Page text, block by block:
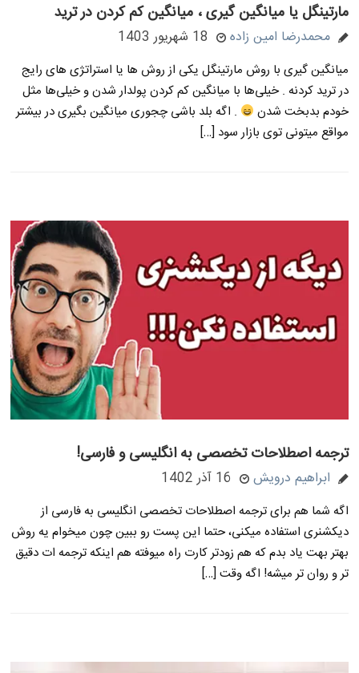
مارتینگل یا میانگین گیری ، میانگین کم کردن در ترید
محمدرضا امین زاده 18 شهریور 1403
میانگین گیری با روش مارتینگل یکی از روش ها یا استراتژی های رایج
در ترید کردنه . خیلی‌ها با میانگین کم کردن پولدار شدن و خیلی‌ها مثل
خودم بدبخت شدن
. اگه بلد باشی چجوری میانگین بگیری در بیشتر
مواقع میتونی توی بازار سود […]
ترجمه اصطلاحات تخصصی به انگلیسی و فارسی!
ابراهیم درویش 16 آذر 1402
اگه شما هم برای ترجمه اصطلاحات تخصصی انگلیسی به فارسی از
دیکشنری استفاده میکنی، حتما این پست رو ببین چون میخوام یه روش
بهتر بهت یاد بدم که هم زودتر کارت راه میوفته هم اینکه ترجمه ات دقیق
تر و روان تر میشه! اگه وقت […]